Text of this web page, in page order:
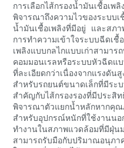
การเลือกไส้กรองน้ำมันเชื้อเพ
พิจารณาถึงความไวของระบบ
น้ำมันเชื้อเพลิงที่มีอยู่ และสภ
การทำความเข้าใจระบบฉีดเ
เพลิงแบบกลไกแบบเก่าสามาร
คอมมอนเรลหรือระบบหัวฉีดแ
ที่ละเอียดกว่าเนื่องจากแรงดั
สำหรับรถยนต์ขนาดเล็กที่มีระ
สำคัญกับไส้กรองรองที่มีประสิ
พิจารณาตัวแยกน้ำหลักหากคุณ
สำหรับอุปกรณ์หนักที่ใช้งานนอ
ทำงานในสภาพแวดล้อมที่มีฝุ่
สามารถรับมือกับปริมาณอนุภา